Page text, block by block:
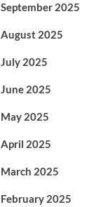
September 2025
August 2025
July 2025
June 2025
May 2025
April 2025
March 2025
February 2025